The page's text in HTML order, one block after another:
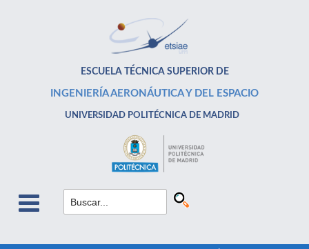
ESCUELA TÉCNICA SUPERIOR DE
INGENIERÍA AERONÁUTICA Y DEL ESPACIO
UNIVERSIDAD POLITÉCNICA DE MADRID